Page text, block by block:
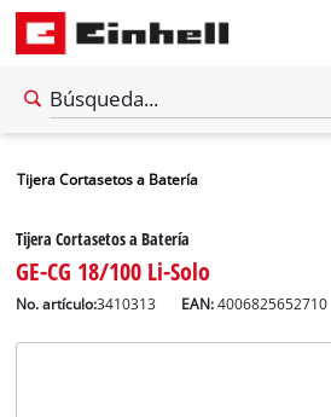
Tijera Cortasetos a Batería
Tijera Cortasetos a Batería
GE-CG 18/100 Li-Solo
No. artículo:3410313 EAN:4006825652710